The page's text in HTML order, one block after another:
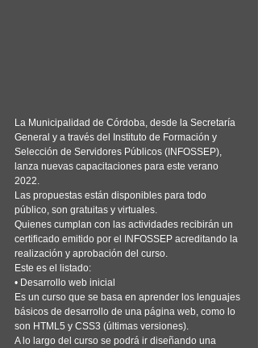
La Municipalidad de Córdoba, desde la Secretaría
General y a través del Instituto de Formación y
Selección de Servidores Públicos (INFOSSEP),
lanza nuevas capacitaciones para este verano
2022.
Las propuestas están disponibles para todo
público, son gratuitas y virtuales.
Quienes cumplan con las actividades recibirán un
certificado emitido por el INFOSSEP acreditando la
realización y aprobación del curso.
Este es el listado:
• Desarrollo web inicial
Es un curso que se basa en aprender los lenguajes
básicos de desarrollo de una página web, como lo
son HTML5 y CSS3 (últimas versiones).
A lo largo del curso se podrá ir diseñando una